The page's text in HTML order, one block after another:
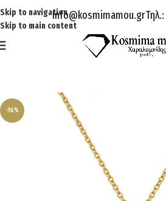
Skip to navigation
Skip to main content
Info@kosmimamou.grΤηλ.:
-16%